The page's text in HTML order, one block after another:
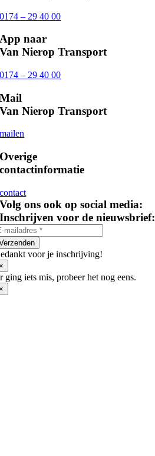
0174 – 29 40 00
App naar
Van Nierop Transport
0174 – 29 40 00
Mail
Van Nierop Transport
mailen
Overige
contactinformatie
contact
Volg ons ook op social media:
Inschrijven voor de nieuwsbrief:
voor je inschrijving!
ging iets mis, probeer het nog eens.